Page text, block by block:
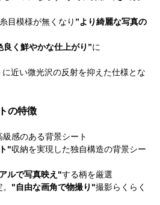
目模様が無くなり ”より綺麗な写真の
良く鮮やかな仕上がり”に
近い微光沢の反射を抑えた仕様とな
の特徴
級感のある背景シート
"収納を実現した独自構造の背景シー
ルで写真映え"する柄を厳選
"自由な画角で物撮り"撮影らくらく